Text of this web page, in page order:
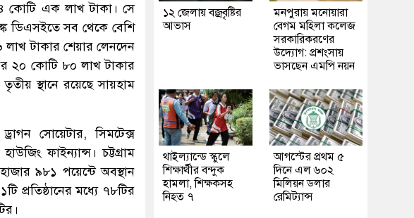
কোটি এক লাখ টাকা। সে
ডিএসইতে সব থেকে বেশি
টাকার শেয়ার লেনদেন
২০ কোটি ৮০ লাখ টাকার
স্থানে রয়েছে সায়হাম
সোয়েটার, সিমটেক্স
ফাইন্যান্স। চট্টগ্রাম
৯৮১ পয়েন্টে অবস্থান
প্রতিষ্ঠানের মধ্যে ৭৮টির
১২ জেলায় বজ্রবৃষ্টির
আভাস
মনপুরায় মনোয়ারা
বেগম মহিলা কলেজ
সরকারিকরণের
উদ্যোগ: প্রশংসায়
ভাসছেন এমপি নয়ন
থাইল্যান্ডে স্কুলে
শিক্ষার্থীর বন্দুক
হামলা, শিক্ষকসহ
নিহত ৭
আগস্টের প্রথম ৫
দিনে এল ৬০২
মিলিয়ন ডলার
রেমিট্যান্স